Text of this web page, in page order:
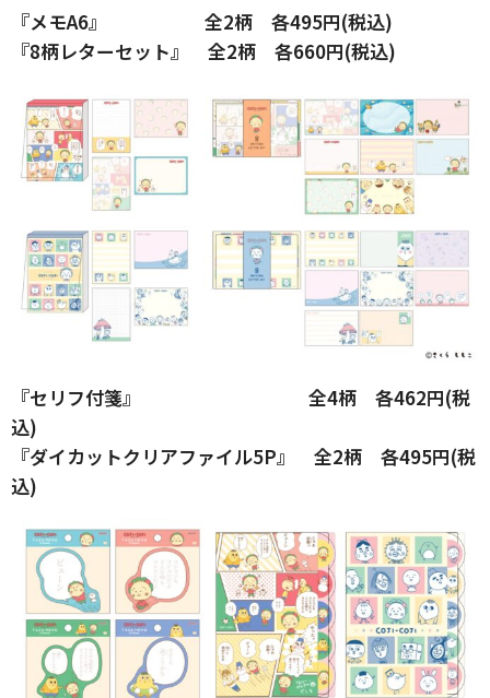
『メモA6』 全2柄 各495円(税込)
『8柄レターセット』 全2柄 各660円(税込)
『セリフ付箋』 全4柄 各462円(税
込)
『ダイカットクリアファイル5P』 全2柄 各495円(税
込)